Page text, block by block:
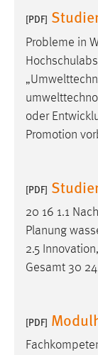
[PDF]
Probleme in
oder
Promotion
[PDF]
20 16 1.1
Planung
2.5
Gesamt 30
[PDF]